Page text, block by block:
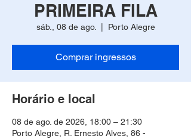
PRIMEIRA FILA
sáb., 08 de ago. Porto Alegre
Comprar ingressos
Horário e local
08 de ago. de 2026, 18:00 – 21:30
Porto Alegre, R. Ernesto Alves, 86 -